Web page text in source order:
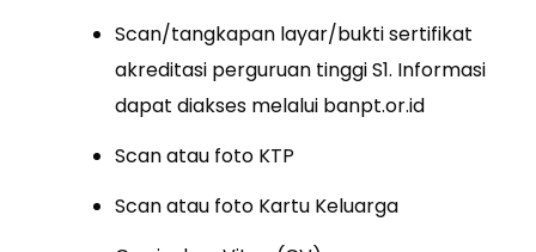
Scan/tangkapan layar/bukti sertifikat
akreditasi perguruan tinggi S1. Informasi
dapat diakses melalui banpt.or.id
Scan atau foto KTP
Scan atau foto Kartu Keluarga